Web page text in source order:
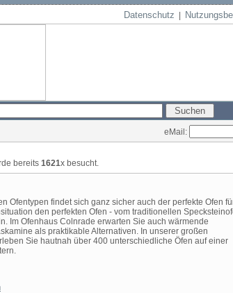
Datenschutz
eMail:
bereits 1621x besucht.
Ofentypen findet sich ganz sicher auch der perfekte Ofen
den perfekten Ofen - vom traditionellen
Im Ofenhaus Colnrade erwarten Sie auch wärmende
als praktikable Alternativen. In unserer großen
Sie hautnah über 400 unterschiedliche Öfen auf einer